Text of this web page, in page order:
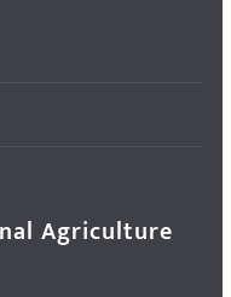
Agriculture